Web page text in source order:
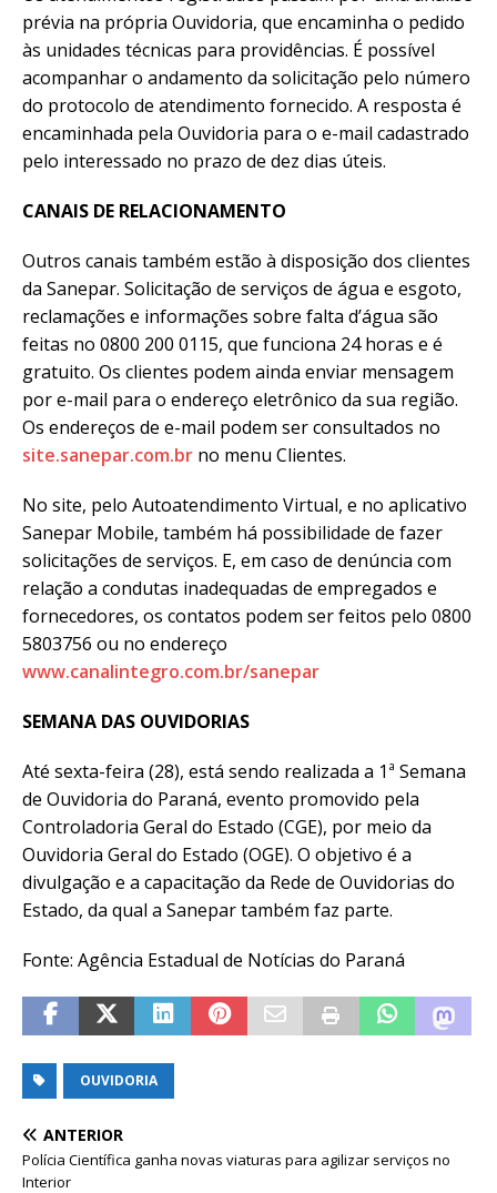
prévia na própria Ouvidoria, que encaminha o pedido
às unidades técnicas para providências. É possível
acompanhar o andamento da solicitação pelo número
do protocolo de atendimento fornecido. A resposta é
encaminhada pela Ouvidoria para o e-mail cadastrado
pelo interessado no prazo de dez dias úteis.
CANAIS DE RELACIONAMENTO
Outros canais também estão à disposição dos clientes
da Sanepar. Solicitação de serviços de água e esgoto,
reclamações e informações sobre falta d’água são
feitas no 0800 200 0115, que funciona 24 horas e é
gratuito. Os clientes podem ainda enviar mensagem
por e-mail para o endereço eletrônico da sua região.
Os endereços de e-mail podem ser consultados no
site.sanepar.com.br no menu Clientes.
No site, pelo Autoatendimento Virtual, e no aplicativo
Sanepar Mobile, também há possibilidade de fazer
solicitações de serviços. E, em caso de denúncia com
relação a condutas inadequadas de empregados e
fornecedores, os contatos podem ser feitos pelo 0800
5803756 ou no endereço
www.canalintegro.com.br/sanepar
SEMANA DAS OUVIDORIAS
Até sexta-feira (28), está sendo realizada a 1ª Semana
de Ouvidoria do Paraná, evento promovido pela
Controladoria Geral do Estado (CGE), por meio da
Ouvidoria Geral do Estado (OGE). O objetivo é a
divulgação e a capacitação da Rede de Ouvidorias do
Estado, da qual a Sanepar também faz parte.
Fonte: Agência Estadual de Notícias do Paraná
OUVIDORIA
ANTERIOR
Polícia Científica ganha novas viaturas para agilizar serviços no
Interior